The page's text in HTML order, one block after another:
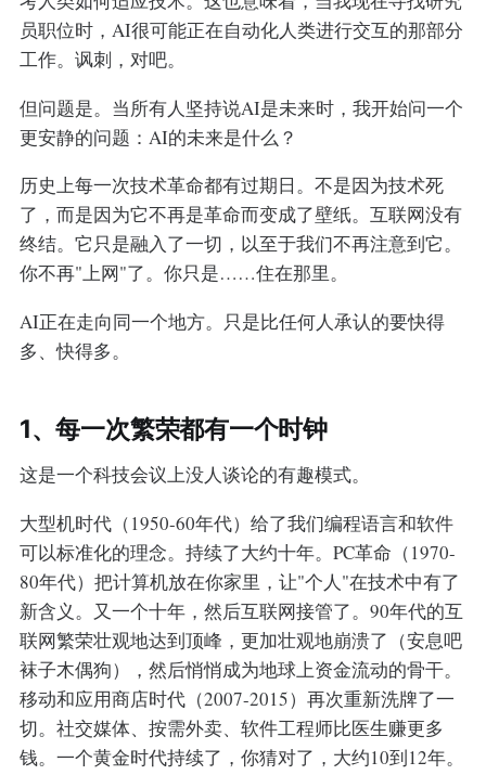
员职位时，AI很可能正在自动化人类进行交互的那部分
工作。讽刺，对吧。
但问题是。当所有人坚持说AI是未来时，我开始问一个
更安静的问题：AI的未来是什么？
历史上每一次技术革命都有过期日。不是因为技术死
了，而是因为它不再是革命而变成了壁纸。互联网没有
终结。它只是融入了一切，以至于我们不再注意到它。
你不再"上网"了。你只是……住在那里。
AI正在走向同一个地方。只是比任何人承认的要快得
多、快得多。
1、每一次繁荣都有一个时钟
这是一个科技会议上没人谈论的有趣模式。
大型机时代（1950-60年代）给了我们编程语言和软件
可以标准化的理念。持续了大约十年。PC革命（1970-
80年代）把计算机放在你家里，让"个人"在技术中有了
新含义。又一个十年，然后互联网接管了。90年代的互
联网繁荣壮观地达到顶峰，更加壮观地崩溃了（安息吧
袜子木偶狗），然后悄悄成为地球上资金流动的骨干。
移动和应用商店时代（2007-2015）再次重新洗牌了一
切。社交媒体、按需外卖、软件工程师比医生赚更多
钱。一个黄金时代持续了，你猜对了，大约10到12年。